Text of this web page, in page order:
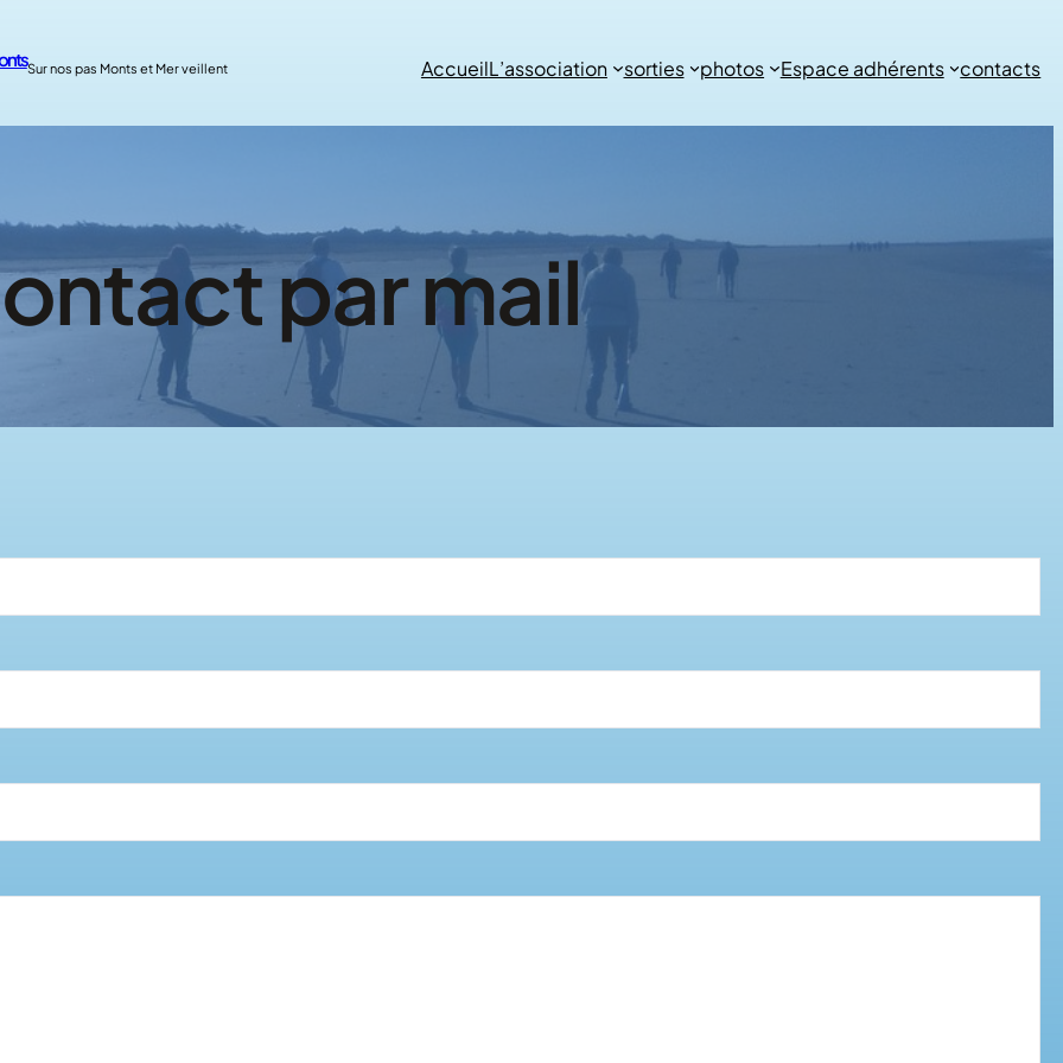
Sur nos pas Monts et Mer veillent AccueilL’association sorties photos Espace adhérents contacts
par mail